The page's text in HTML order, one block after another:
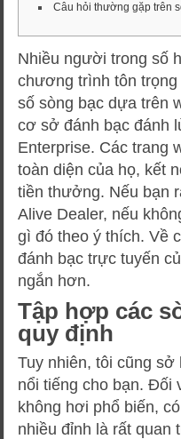
Câu hỏi thường gặp trên
Nhiều người trong số
chương trình tôn
số sòng bạc dựa trên
cơ sở đánh bạc đánh
Enterprise. Các trang
toàn diện của họ, kết
tiền thưởng. Nếu bạn
Alive Dealer, nếu
gì đó theo ý thích. Về
đánh bạc trực tuyến
ngắn hơn.
Tập hợp các
quy định
Tuy nhiên, tôi cũng
nổi tiếng cho bạn. Đối
không hơi phổ biến,
nhiều đỉnh là rất quan